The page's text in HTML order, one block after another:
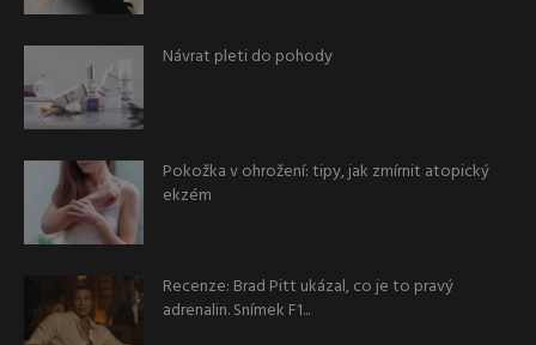
Návrat pleti do pohody
Pokožka v ohrožení: tipy, jak zmírnit atopický
ekzém
Recenze: Brad Pitt ukázal, co je to pravý
adrenalin. Snímek F1...